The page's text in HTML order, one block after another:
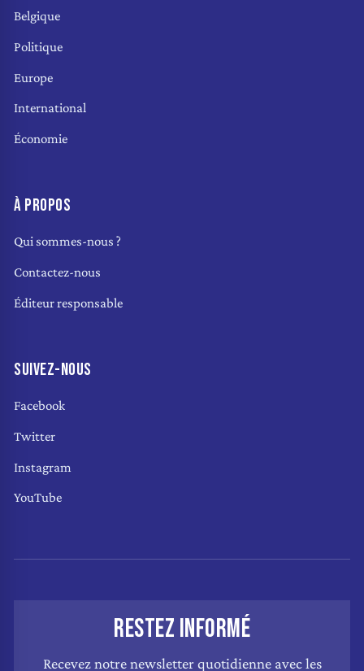
Belgique
Politique
Europe
International
Économie
À PROPOS
Qui sommes-nous ?
Contactez-nous
Éditeur responsable
SUIVEZ-NOUS
Facebook
Twitter
Instagram
YouTube
RESTEZ INFORMÉ
Recevez notre newsletter quotidienne avec les